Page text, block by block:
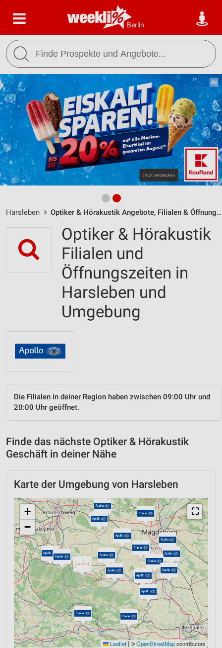
Berlin
Harsleben Optiker & Hörakustik Angebote, Filialen & Öffnungszeiten
Optiker & Hörakustik
Filialen und
Öffnungszeiten in
Harsleben und
Umgebung
Die Filialen in deiner Region haben zwischen 09:00 Uhr und
20:00 Uhr geöffnet.
Finde das nächste Optiker & Hörakustik
Geschäft in deiner Nähe
Karte der Umgebung von Harsleben
⛶
+
−
Leaflet | ©OpenStreetMapcontributors